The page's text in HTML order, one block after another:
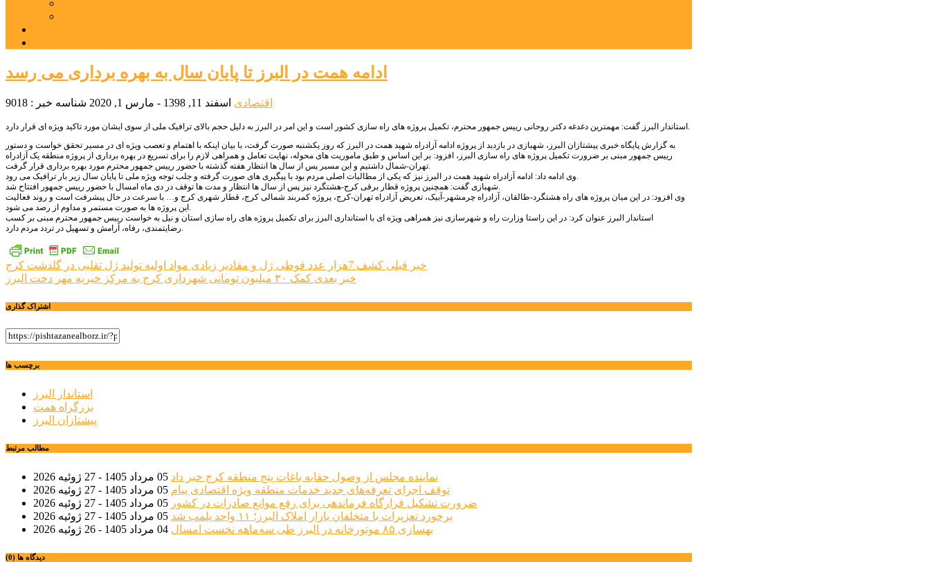
ادامه همت در البرز تا پایان سال به بهره برداری می رسد
اقتصادی اسفند 11, 1398 - مارس 1, 2020 شناسه خبر : 9018
استاندار البرز گفت: مهمترین دغدغه دکتر روحانی رییس جمهور محترم، تکمیل پروژه های راه سازی کشور است و این امر در البرز به دلیل حجم بالای ترافیک ملی از سوی ایشان مورد تاکید ویژه ای قرار دارد.
به گزارش پایگاه خبری پیشتازان البرز، شهبازی در بازدید از پروژه ادامه آزادراه شهید همت در البرز که روز یکشنبه صورت گرفت، با بیان اینکه با اهتمام و تعصب ویژه ای در مسیر تحقق خواست و دستور
رییس جمهور مبنی بر ضرورت تکمیل پروژه های راه سازی البرز، افزود: بر این اساس و طبق ماموریت های محوله، نهایت تعامل و همراهی لازم را برای تسریع در بهره برداری از پروژه منطقه یک آزادراه
تهران-شمال داشتیم و این مسیر پس از سال ها انتظار هفته گذشته با حضور رییس جمهور محترم مورد بهره برداری قرار گرفت.
وی ادامه داد: ادامه آزادراه شهید همت در البرز نیز که یکی از مطالبات اصلی مردم بود با پیگیری های صورت گرفته و جلب توجه ویژه ملی تا پایان سال زیر بار ترافیک می رود.
شهبازی گفت: همچنین پروژه قطار برقی کرج-هشتگرد نیز پس از سال ها انتظار و مدت ها توقف در دی ماه امسال با حضور رییس جمهور افتتاح شد.
وی افزود: در این میان پروژه های راه هشتگرد-طالقان، آزادراه چرمشهر-آبیک، تعریض آزادراه تهران-کرج، پروژه کمربند شمالی کرج، قطار شهری کرج و… با سرعت در حال پیشرفت است و روند فعالیت
این پروژه ها به صورت مستمر و مداوم از رصد می شود.
استاندار البرز عنوان کرد: در این راستا وزارت راه و شهرسازی نیز همراهی ویژه ای با استانداری البرز برای تکمیل پروژه های راه سازی استان و نیل به خواست رییس جمهور محترم مبنی بر کسب
رضایتمندی، رفاه، آرامش و تسهیل در تردد مردم دارد.
راهبری
نوشته
خبر قبلی کشف 7هزار عدد قوطی ژل و مقادیر زیادی مواد اولیه تولید ژل تقلبی در گلدشت کرج
خبر بعدی کمک ۳۰ میلیون تومانی شهرداری کرج به مرکز خیریه مهر دخت البرز
اشتراک گذاری
برچسب ها
استاندار البرز
بزرگراه همت
پیشتازان البرز
مطالب مرتبط
نماینده مجلس از وصول حقابه باغات پنج منطقه کرج خبر داد 05 مرداد 1405 - 27 ژوئیه 2026
توقف اجرای تعرفه‌های جدید خدمات منطقه ویژه اقتصادی پیام 05 مرداد 1405 - 27 ژوئیه 2026
ضرورت تشکیل قرارگاه فرماندهی برای رفع موانع صادرات در کشور 05 مرداد 1405 - 27 ژوئیه 2026
برخورد تعزیرات با متخلفان بازار املاک البرز؛ ۱۱ واحد پلمب شد
05 مرداد 1405 - 27 ژوئیه 2026
بهسازی ۸۵ موتورخانه در البرز طی سه‌ماهه نخست امسال
04 مرداد 1405 - 26 ژوئیه 2026
دیدگاه ها (0)